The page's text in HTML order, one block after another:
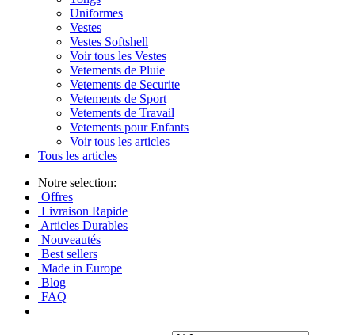
Uniformes
Vestes
Vestes Softshell
Voir tous les Vestes
Vetements de Pluie
Vetements de Securite
Vetements de Sport
Vetements de Travail
Vetements pour Enfants
Voir tous les articles
Tous les articles
Notre selection:
Offres
Livraison Rapide
Articles Durables
Nouveautés
Best sellers
Made in Europe
Blog
FAQ